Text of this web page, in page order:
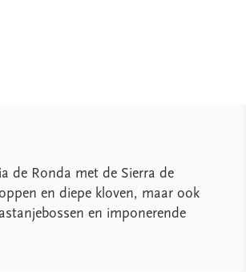
de Ronda met de Sierra de
en diepe kloven, maar ook
en imponerende